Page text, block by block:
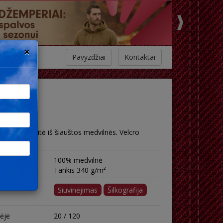
Pavyzdžiai Kontaktai
kepuraitė iš šiauštos medvilnės. Velcro
100% medvilnė
Tankis 340 g/m²
Siuvinėjimas Šilkografija
20 / 120
×